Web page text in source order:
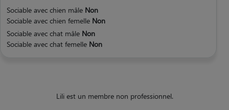
Sociable avec chien mâle Non
Sociable avec chien femelle Non
Sociable avec chat mâle Non
Sociable avec chat femelle Non
Lili est un membre non professionnel.